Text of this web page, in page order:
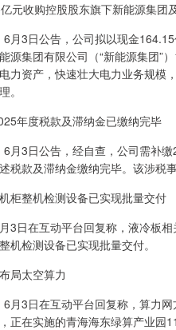
收购控股股东旗下新能源集团
3日公告，公司拟以现金164.15
源集团有限公司（“新能源集团”
力资产，快速壮大电力业务规
。
度税款及滞纳金已缴纳完毕
3日公告，经自查，公司需补
税款及滞纳金缴纳完毕。该涉税
整机检测设备已实现批量交付
在互动平台回复称，液冷板相
机检测设备已实现批量交付。
局太空算力
3日在互动平台回复称，算力网
正在实施的青海海东绿算产业园